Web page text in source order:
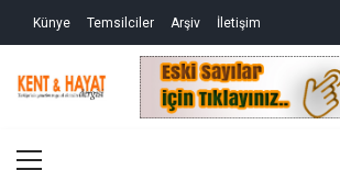
Künye Temsilciler Arşiv İletişim
Kent&Hayat
Yönetim ve Genel Aktüalite Dergisi
Menu